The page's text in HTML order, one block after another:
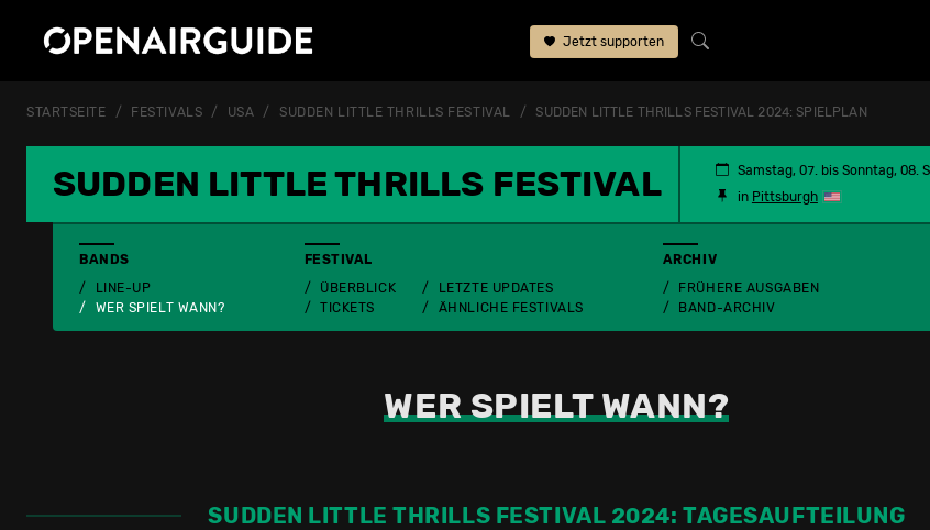
Jetzt supporten
STARTSEITE FESTIVALS USA SUDDEN LITTLE THRILLS FESTIVAL SUDDEN LITTLE THRILLS FESTIVAL 2024: SPIELPLAN
SUDDEN LITTLE THRILLS FESTIVAL
Samstag, 07. bis Sonntag, 08.
in Pittsburgh
BANDS
LINE-UP
WER SPIELT WANN?
FESTIVAL
ÜBERBLICK
TICKETS
LETZTE UPDATES
ÄHNLICHE FESTIVALS
ARCHIV
FRÜHERE AUSGABEN
BAND-ARCHIV
WER SPIELT WANN?
SUDDEN LITTLE THRILLS FESTIVAL 2024: TAGESAUFTEILUNG